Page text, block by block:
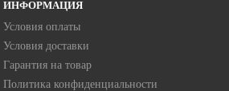
ИНФОРМАЦИЯ
Условия оплаты
Условия доставки
Гарантия на товар
Политика конфиденциальности